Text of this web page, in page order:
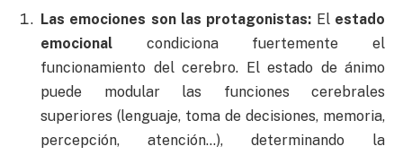
Las emociones son las protagonistas: El estado
emocional condiciona fuertemente el
funcionamiento del cerebro. El estado de ánimo
puede modular las funciones cerebrales
superiores (lenguaje, toma de decisiones, memoria,
percepción, atención…), determinando la